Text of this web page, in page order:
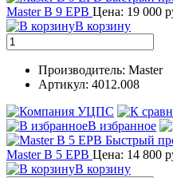
Master B 9 EPB Цена: 19 000
В корзину
Производитель: Master
Артикул: 4012.008
В избранное
Быстрый
Master B 5 EPB Цена: 14 800
В корзину